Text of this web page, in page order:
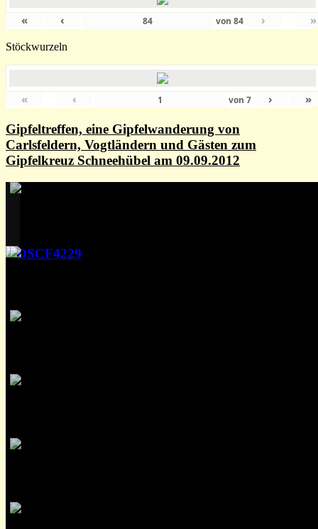
« ‹ von84 › »
Stöckwurzeln
« ‹ von 7 › »
Gipfeltreffen, eine Gipfelwanderung von
Carlsfeldern, Vogtländern und Gästen zum
Gipfelkreuz Schneehübel am 09.09.2012